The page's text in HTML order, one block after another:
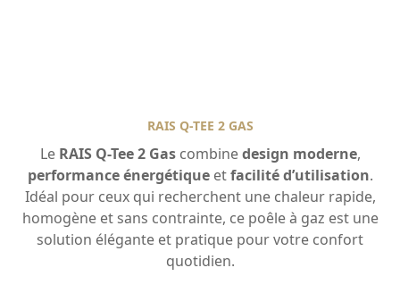
RAIS Q-TEE 2 GAS
Le RAIS Q-Tee 2 Gascombinedesign moderne,
performance énergétiqueetfacilité d’utilisation.
Idéal pour ceux qui recherchent une chaleur rapide,
homogène et sans contrainte, ce poêle à gaz est une
solution élégante et pratique pour votre confort
quotidien.